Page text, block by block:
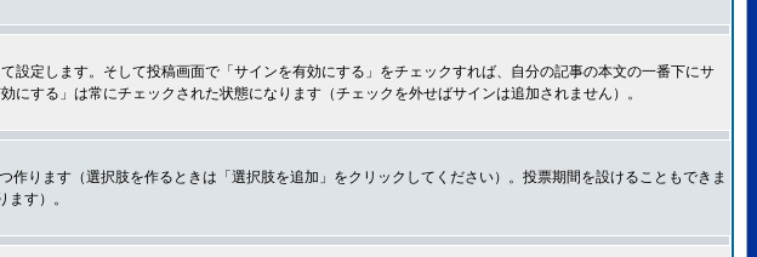
定します。そして投稿画面で「サインを有効にする」をチェックすれば、自分の記事の本文の一番下にサ
する」は常にチェックされた状態になります（チェックを外せばサインは追加されません）。
ります（選択肢を作るときは「選択肢を追加」をクリックしてください）。投票期間を設けることもできま
す）。